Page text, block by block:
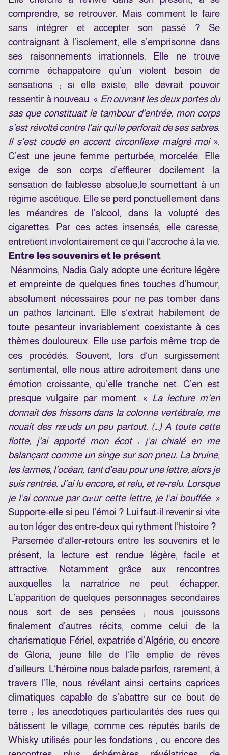
comprendre, se retrouver. Mais comment le faire
sans intégrer et accepter son passé ? Se
contraignant à l’isolement, elle s’emprisonne dans
ses raisonnements irrationnels. Elle ne trouve
comme échappatoire qu’un violent besoin de
sensations ; si elle existe, elle devrait pouvoir
ressentir à nouveau. « En ouvrant les deux portes du
sas que constituait le tambour d’entrée, mon corps
s’est révolté contre l’air qui le perforait de ses sabres.
Il s’est coudé en accent circonflexe malgré moi ».
C’est une jeune femme perturbée, morcelée. Elle
exige de son corps d’effleurer docilement la
sensation de faiblesse absolue, le soumettant à un
régime ascétique. Elle se perd ponctuellement dans
les méandres de l’alcool, dans la volupté des
cigarettes. Par ces actes insensés, elle caresse,
entretient involontairement ce qui l’accroche à la vie.
Entre les souvenirs et le présent
Néanmoins, Nadia Galy adopte une écriture légère
et empreinte de quelques fines touches d’humour,
absolument nécessaires pour ne pas tomber dans
un pathos lancinant. Elle s’extrait habilement de
toute pesanteur invariablement coexistante à ces
thèmes douloureux. Elle use parfois même trop de
ces procédés. Souvent, lors d’un surgissement
sentimental, elle nous attire adroitement dans une
émotion croissante, qu’elle tranche net. C’en est
presque vulgaire par moment. « La lecture m’en
donnait des frissons dans la colonne vertébrale, me
nouait des nœuds un peu partout. (…) A toute cette
flotte, j’ai apporté mon écot : j’ai chialé en me
balançant comme un singe sur son pneu. La bruine,
les larmes, l’océan, tant d’eau pour une lettre, alors je
suis rentrée. J’ai lu encore, et relu, et re-relu. Lorsque
je l’ai connue par cœur cette lettre, je l’ai bouffée. »
Supporte-elle si peu l’émoi ? Lui faut-il revenir si vite
au ton léger des entre-deux qui rythment l’histoire ?
Parsemée d’aller-retours entre les souvenirs et le
présent, la lecture est rendue légère, facile et
attractive. Notamment grâce aux rencontres
auxquelles la narratrice ne peut échapper.
L’apparition de quelques personnages secondaires
nous sort de ses pensées ; nous jouissons
finalement d’autres récits, comme celui de la
charismatique Fériel, expatriée d’Algérie, ou encore
de Gloria, jeune fille de l’île emplie de rêves
d’ailleurs. L’héroïne nous balade parfois, rarement, à
travers l’île, nous révélant ainsi certains caprices
climatiques capable de s’abattre sur ce bout de
terre ; les anecdotiques particularités des rues qui
bâtissent le village, comme ces réputés barils de
Whisky utilisés pour les fondations ; ou encore des